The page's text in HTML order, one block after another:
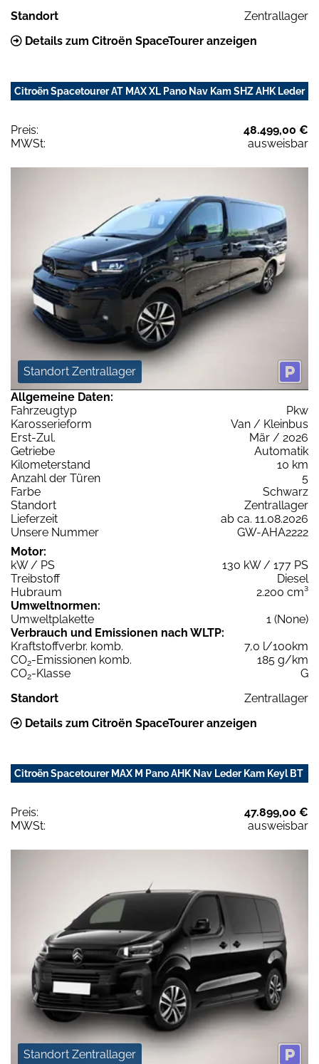
Standort
Zentrallager
Details zum Citroën SpaceTourer anzeigen
Citroën Spacetourer AT MAX XL Pano Nav Kam SHZ AHK Leder
Preis:
48.499,00 €
MWSt:
ausweisbar
Standort Zentrallager
Allgemeine Daten:
Fahrzeugtyp
Pkw
Karosserieform
Van / Kleinbus
Erst-Zul.
Mär / 2026
Getriebe
Automatik
Kilometerstand
10 km
Anzahl der Türen
5
Farbe
Schwarz
Standort
Zentrallager
Lieferzeit
ab ca. 11.08.2026
Unsere Nummer
GW-AHA2222
Motor:
kW / PS
130 kW / 177 PS
Treibstoff
Diesel
Hubraum
2.200 cm³
Umweltnormen:
Umweltplakette
1 (None)
Verbrauch und Emissionen nach WLTP:
Kraftstoffverbr. komb.
7,0 l/100km
CO2-Emissionen komb.
185 g/km
CO2-Klasse
G
Standort
Zentrallager
Details zum Citroën SpaceTourer anzeigen
Citroën Spacetourer MAX M Pano AHK Nav Leder Kam Keyl BT
Preis:
47.899,00 €
MWSt:
ausweisbar
Standort Zentrallager